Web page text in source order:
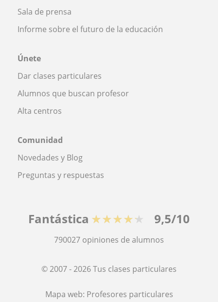
Sala de prensa
Informe sobre el futuro de la educación
Únete
Dar clases particulares
Alumnos que buscan profesor
Alta centros
Comunidad
Novedades y Blog
Preguntas y respuestas
Fantástica ★★★★★ 9,5/10
790027 opiniones de alumnos
© 2007 - 2026 Tus clases particulares
Mapa web: Profesores particulares